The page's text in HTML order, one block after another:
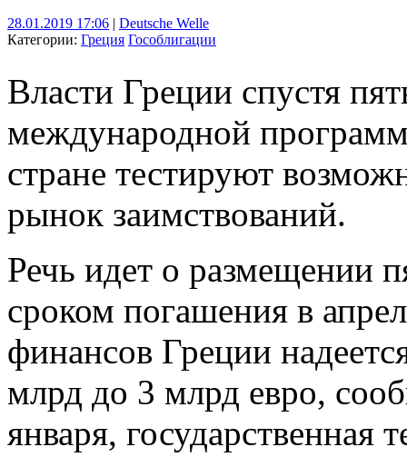
28.01.2019 17:06 | Deutsche Welle
Категории: Греция Гособлигации
Власти Греции спустя
международной
стране тестируют
рынок заимствований.
Речь идет о размещении
сроком погашения в
финансов Греции
млрд до 3 млрд евро,
января, государственная